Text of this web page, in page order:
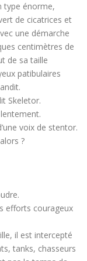
type énorme,
de cicatrices et
une démarche
centimètres de
de sa taille
patibulaires
Skeletor.
voix de stentor.
?
efforts courageux
il est intercepté
tanks, chasseurs